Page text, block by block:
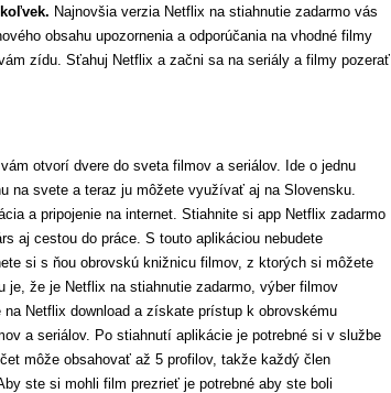
Najnovšia verzia Netflix na stiahnutie zadarmo vás
obsahu upozornenia a odporúčania na vhodné filmy
zídu. Sťahuj Netflix a začni sa na seriály a filmy pozerať
otvorí dvere do sveta filmov a seriálov. Ide o jednu
na svete a teraz ju môžete využívať aj na Slovensku.
a pripojenie na internet. Stiahnite si app Netflix zadarmo
aj cestou do práce. S touto aplikáciou nebudete
si s ňou obrovskú knižnicu filmov, z ktorých si môžete
je, že je Netflix na stiahnutie zadarmo, výber filmov
Netflix download a získate prístup k obrovskému
a seriálov. Po stiahnutí aplikácie je potrebné si v službe
môže obsahovať až 5 profilov, takže každý člen
ste si mohli film prezrieť je potrebné aby ste boli